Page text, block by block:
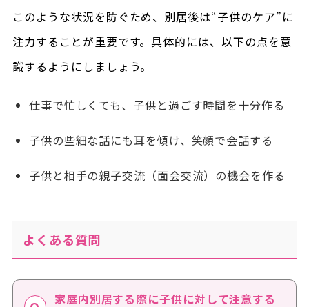
このような状況を防ぐため、別居後は“子供のケア”に
注力することが重要です。具体的には、以下の点を意
識するようにしましょう。
仕事で忙しくても、子供と過ごす時間を十分作る
子供の些細な話にも耳を傾け、笑顔で会話する
子供と相手の親子交流（面会交流）の機会を作る
よくある質問
家庭内別居する際に子供に対して注意する